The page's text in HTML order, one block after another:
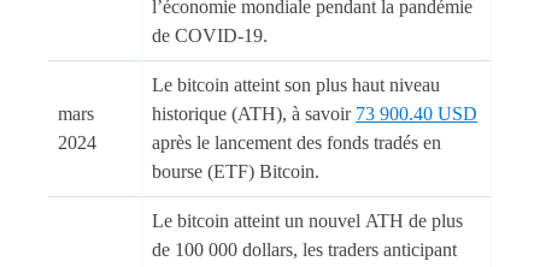
l’économie mondiale pendant la pandémie
de COVID-19.
mars
2024
Le bitcoin atteint son plus haut niveau
historique (ATH), à savoir 73 900.40 USD
après le lancement des fonds tradés en
bourse (ETF) Bitcoin.
Le bitcoin atteint un nouvel ATH de plus
de 100 000 dollars, les traders anticipant